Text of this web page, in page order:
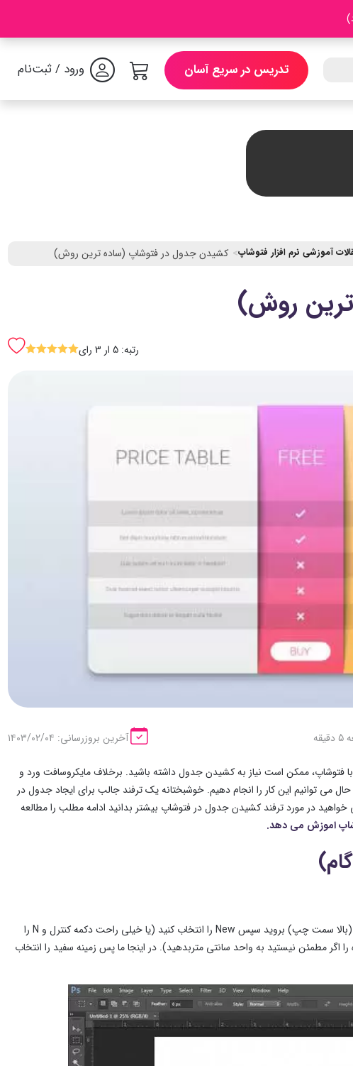
تدریس در سریع آسان ورود / ثبت‌نام
آموزشی نرم افزار فتوشاپ کشیدن جدول در فتوشاپ (ساده ترین روش)
روش)
رتبه: 5 ار 3 رای SSSSS
آخرین بروزرسانی: ۱۴۰۳/۰۲/۰۴
فتوشاپ، ممکن است نیاز به کشیدن جدول داشته باشید. برخلاف مایکروسافت ورد و
توانیم این کار را انجام دهیم. خوشبختانه یک ترفند جالب برای ایجاد جدول در
در مورد ترفند کشیدن جدول در فتوشاپ بیشتر بدانید ادامه مطلب را مطالعه
اموزش می دهد.
ابتدا باید به فتوشاپ بروید و یک پس زمینه خالی باز کنید. برای انجام این کار، بهFile (بالا سمت چپ) بروید سپس New را انتخاب کنید (یا خیلی راحت دکمه کنترل و N را
اگر مطمئن نیستید به واحد سانتی متربدهید). در اینجا ما پس زمینه سفید را انتخاب